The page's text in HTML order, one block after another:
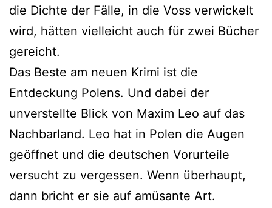
die Dichte der Fälle, in die Voss verwickelt
wird, hätten vielleicht auch für zwei Bücher
gereicht.
Das Beste am neuen Krimi ist die
Entdeckung Polens. Und dabei der
unverstellte Blick von Maxim Leo auf das
Nachbarland. Leo hat in Polen die Augen
geöffnet und die deutschen Vorurteile
versucht zu vergessen. Wenn überhaupt,
dann bricht er sie auf amüsante Art.